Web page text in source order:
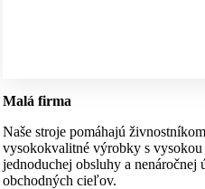
Malá firma
Naše stroje pomáhajú
vysokokvalitné výrobky s
jednoduchej obsluhy a nenáročnej
obchodných cieľov.